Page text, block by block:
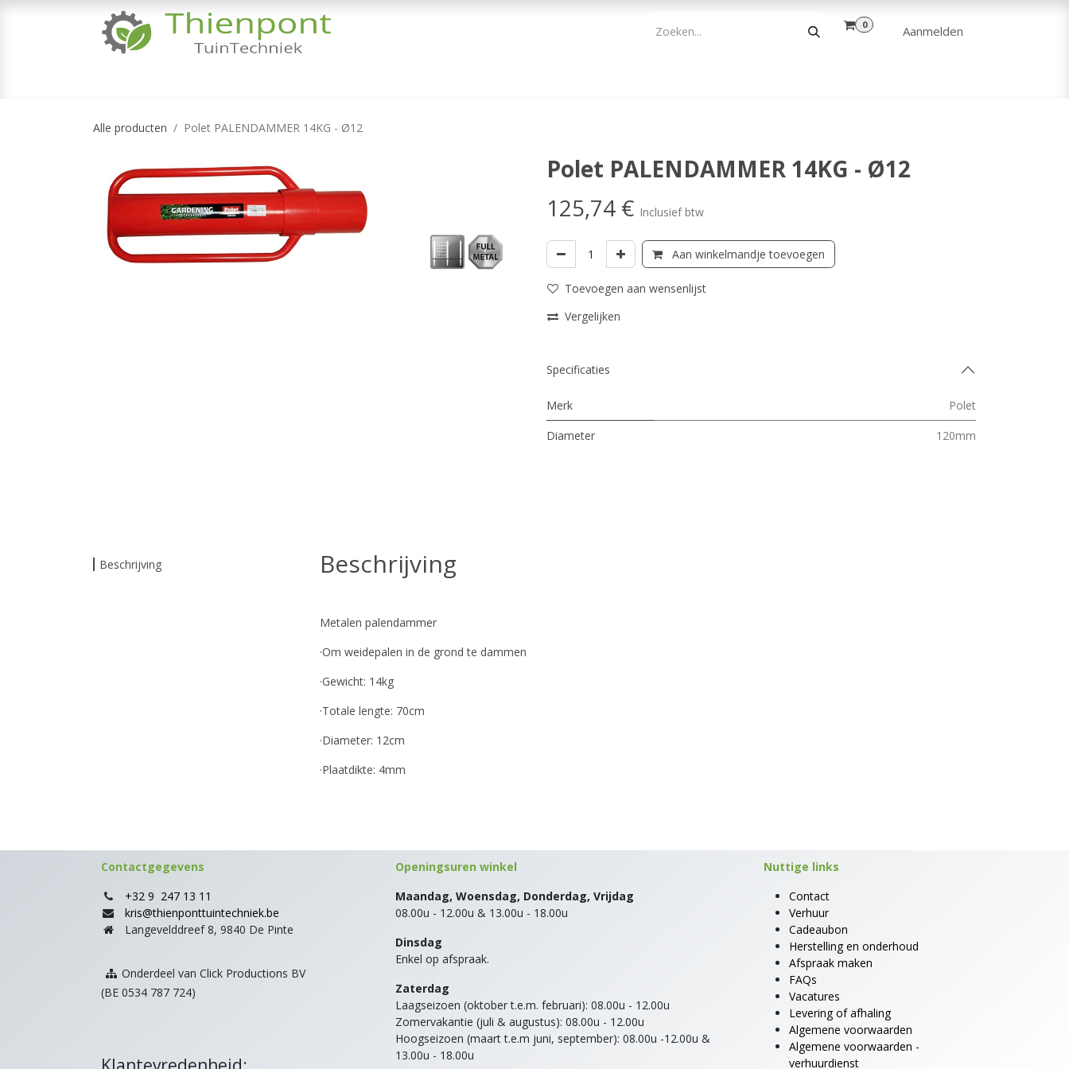
0 Aanmelden
Alle producten Polet PALENDAMMER 14KG - Ø12
Polet PALENDAMMER 14KG - Ø12
125,74 € Inclusief btw
Aan winkelmandje toevoegen
Toevoegen aan wensenlijst
Vergelijken
Specificaties
Merk
Polet
Diameter
120mm
Beschrijving Beschrijving
Metalen palendammer
·Om weidepalen in de grond te dammen
·Gewicht: 14kg
·Totale lengte: 70cm
·Diameter: 12cm
·Plaatdikte: 4mm
Openingsuren winkel
Maandag, Woensdag, Donderdag, Vrijdag
08.00u - 12.00u & 13.00u - 18.00u
Dinsdag
Enkel op afspraak.
Zaterdag
Laagseizoen (oktober t.e.m. februari): 08.00u - 12.00u
Zomervakantie (juli & augustus): 08.00u - 12.00u
Hoogseizoen (maart t.e.m juni, september): 08.00u -12.00u &
13.00u - 18.00u
Contactgegevens
+32 9 247 13 11
kris@thienponttuintechniek.be
Langevelddreef 8, 9840 De Pinte
Onderdeel van Click Productions BV
(BE 0534 787 724)
Nuttige links
Contact
Verhuur
Cadeaubon
Herstelling en onderhoud
Afspraak maken
FAQs
Vacatures
Levering of afhaling
Algemene voorwaarden
Algemene voorwaarden -
verhuurdienst